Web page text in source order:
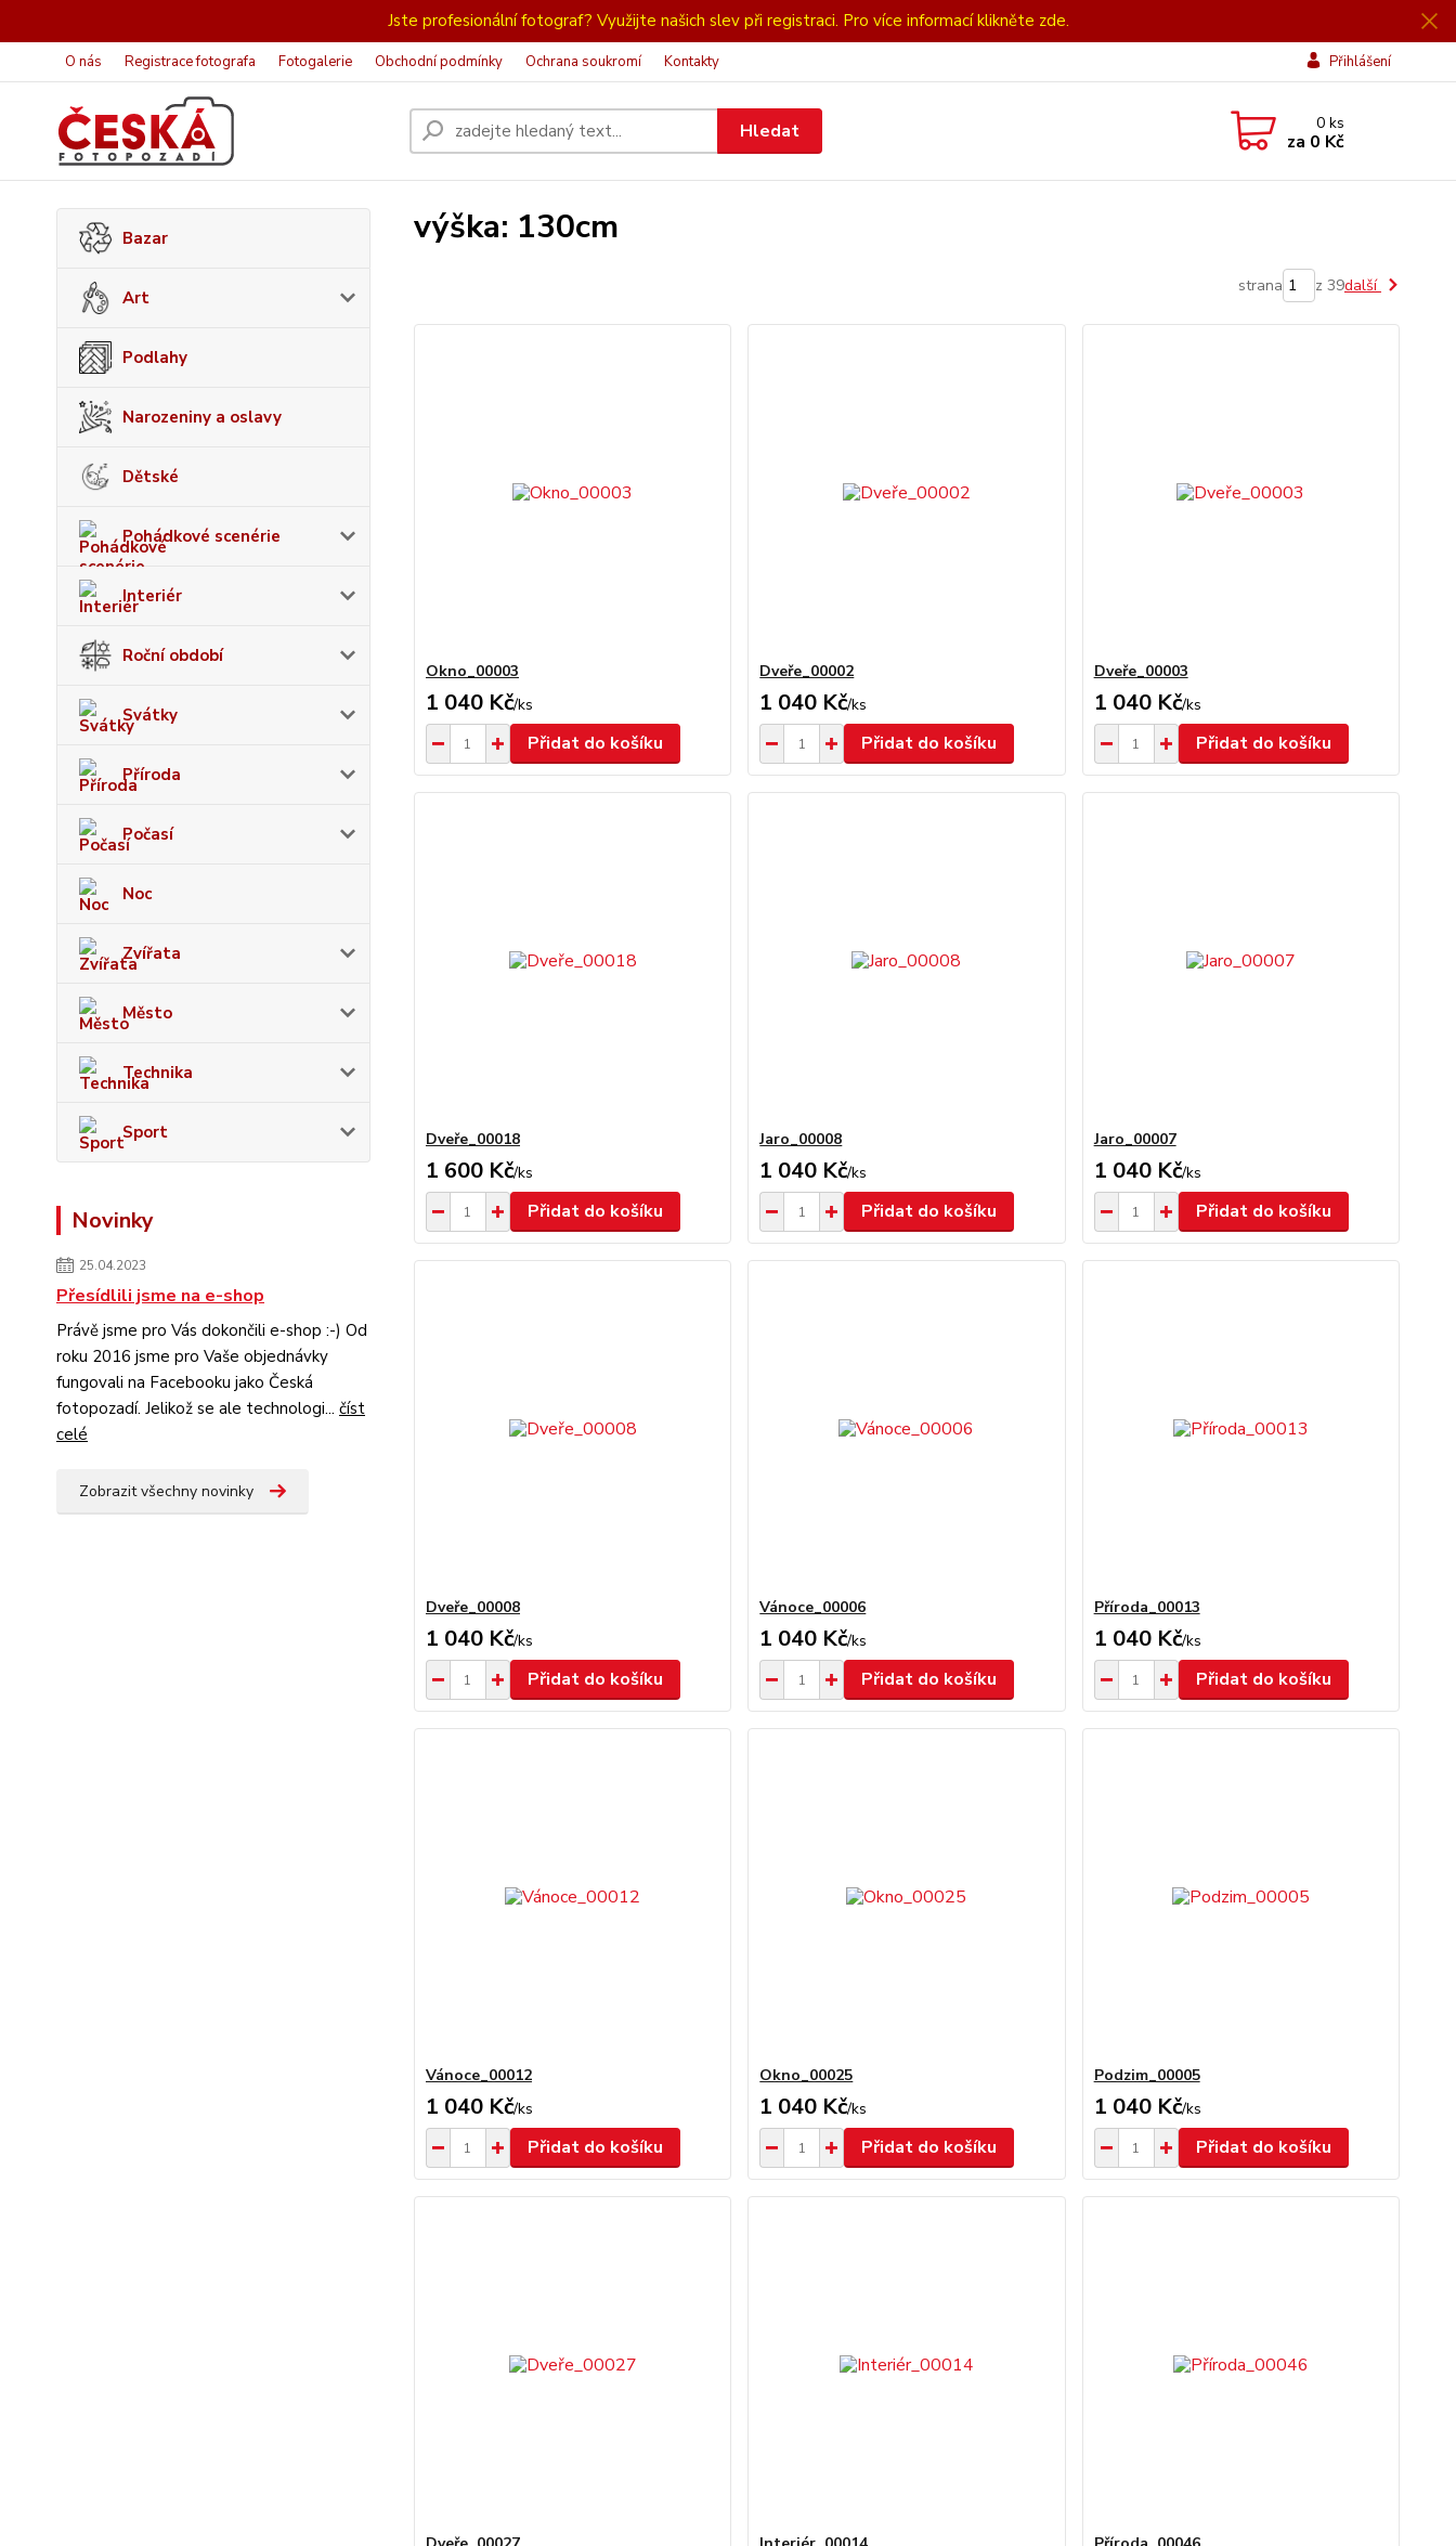
Jste profesionální fotograf? Využijte našich slev při registraci. Pro více informací klikněte zde.
O nás Registrace fotografa Fotogalerie Obchodní podmínky Ochrana soukromí Kontakty Přihlášení
Hledat 0ks
za 0 Kč
Bazar
Art
Podlahy
Narozeniny a oslavy
Dětské
Pohádkové scenérie
Interiér
Roční období
Svátky
Příroda
Počasí
Noc
Zvířata
Město
Technika
Sport
Novinky
25.04.2023
Přesídlili jsme na e-shop
Právě jsme pro Vás dokončili e-shop :-) Od
roku 2016 jsme pro Vaše objednávky
fungovali na Facebooku jako Česká
fotopozadí. Jelikož se ale technologi... číst
celé
Zobrazit všechny novinky
výška: 130cm
strana z 39další
Okno_00003
1 040 Kč/ks
Přidat do košíku
Dveře_00002
1 040 Kč/ks
Přidat do košíku
Dveře_00003
1 040 Kč/ks
Přidat do košíku
Dveře_00018
1 600 Kč/ks
Přidat do košíku
Jaro_00008
1 040 Kč/ks
Přidat do košíku
Jaro_00007
1 040 Kč/ks
Přidat do košíku
Dveře_00008
1 040 Kč/ks
Přidat do košíku
Vánoce_00006
1 040 Kč/ks
Přidat do košíku
Příroda_00013
1 040 Kč/ks
Přidat do košíku
Vánoce_00012
1 040 Kč/ks
Přidat do košíku
Okno_00025
1 040 Kč/ks
Přidat do košíku
Podzim_00005
1 040 Kč/ks
Přidat do košíku